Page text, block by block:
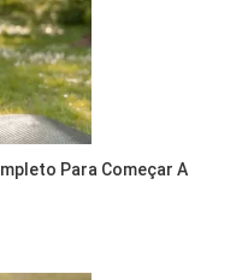
Para Começar A